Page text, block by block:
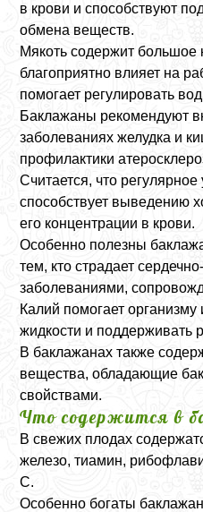
в крови и способствуют
обмена веществ.
Мякоть содержит большое
благоприятно влияет на
помогает регулировать
Баклажаны рекомендуют
заболеваниях желудка и
профилактики
Считается, что
способствует выведению
его концентрации в крови.
Особенно полезны
тем, кто страдает
заболеваниями,
Калий помогает
жидкости и поддерживать
В баклажанах также
вещества, обладающие
свойствами.
Что содержится в
В свежих плодах
железо, тиамин,
C.
Особенно богаты